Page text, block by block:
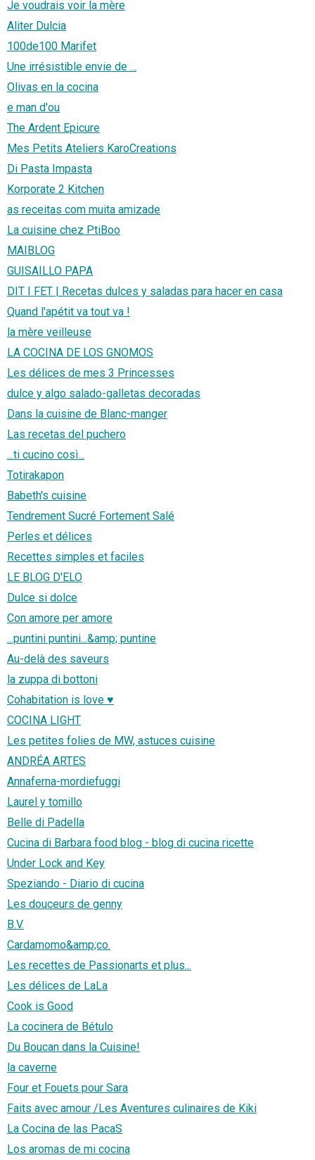
Je voudrais voir la mère
Aliter Dulcia
100de100 Marifet
Une irrésistible envie de ...
Olivas en la cocina
e man d'ou
The Ardent Epicure
Mes Petits Ateliers KaroCreations
Di Pasta Impasta
Korporate 2 Kitchen
as receitas com muita amizade
La cuisine chez PtiBoo
MAIBLOG
GUISAILLO PAPA
DIT I FET | Recetas dulces y saladas para hacer en casa
Quand l'apétit va tout va !
la mère veilleuse
LA COCINA DE LOS GNOMOS
Les délices de mes 3 Princesses
dulce y algo salado-galletas decoradas
Dans la cuisine de Blanc-manger
Las recetas del puchero
...ti cucino così...
Totirakapon
Babeth's cuisine
Tendrement Sucré Fortement Salé
Perles et délices
Recettes simples et faciles
LE BLOG D'ELO
Dulce si dolce
Con amore per amore
...puntini puntini...&amp; puntine
Au-delà des saveurs
la zuppa di bottoni
Cohabitation is love ♥
COCINA LIGHT
Les petites folies de MW, astuces cuisine
ANDRÉA ARTES
Annaferna-mordiefuggi
Laurel y tomillo
Belle di Padella
Cucina di Barbara food blog - blog di cucina ricette
Under Lock and Key
Speziando - Diario di cucina
Les douceurs de genny
B.V.
Cardamomo&amp;co.
Les recettes de Passionarts et plus...
Les délices de LaLa
Cook is Good
La cocinera de Bétulo
Du Boucan dans la Cuisine!
la caverne
Four et Fouets pour Sara
Faits avec amour /Les Aventures culinaires de Kiki
La Cocina de las PacaS
Los aromas de mi cocina